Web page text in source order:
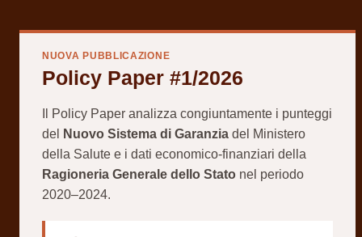
NUOVA PUBBLICAZIONE
Policy Paper #1/2026
Il Policy Paper analizza congiuntamente i punteggi
del
Nuovo Sistema di Garanzia del Ministero
della Salute e i dati economico-finanziari della
Ragioneria Generale dello Stato nel periodo
2020–2024.